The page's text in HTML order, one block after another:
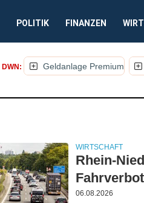
POLITIK FINANZEN
DWN: Geldanlage Premium
ARTIKEL,
WIRTSCHAFT
Rhein-
06.08.2026